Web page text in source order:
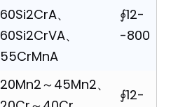
60Si2CrA、
60Si2CrVA、
55CrMnA
∮12-
-800
20Mn2～45Mn2、
∮12-